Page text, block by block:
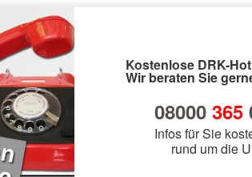
Kostenlose DRK-
Wir beraten Sie
08000 365
Infos für Sie
rund um die